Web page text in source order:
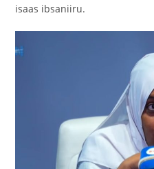
isaas ibsaniiru.